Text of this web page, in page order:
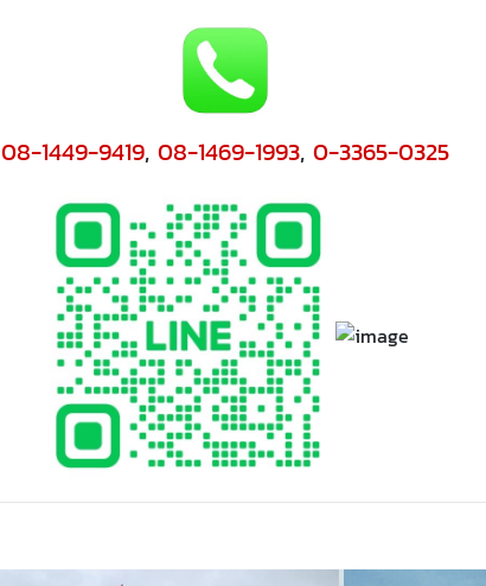
08-1449-9419, 08-1469-1993, 0-3365-0325